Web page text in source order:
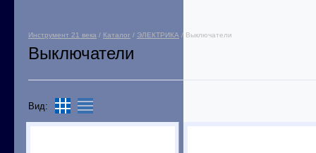
Инструмент 21 века / Каталог / ЭЛЕКТРИКА / Выключатели
Выключатели
Вид: